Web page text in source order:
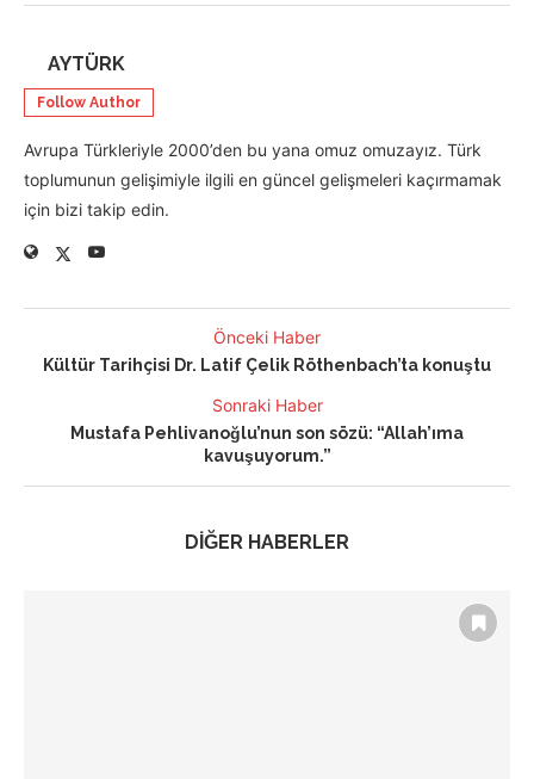
AYTÜRK
Follow Author
Avrupa Türkleriyle 2000’den bu yana omuz omuzayız. Türk
toplumunun gelişimiyle ilgili en güncel gelişmeleri kaçırmamak
için bizi takip edin.
Önceki Haber
Kültür Tarihçisi Dr. Latif Çelik Röthenbach’ta konuştu
Sonraki Haber
Mustafa Pehlivanoğlu’nun son sözü: “Allah’ıma
kavuşuyorum.”
DİĞER HABERLER